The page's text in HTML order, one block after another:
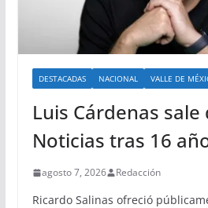
DESTACADAS NACIONAL VALLE DE
Luis Cárdenas sale
Noticias tras 16
agosto 7, 2026 Redacción
Ricardo Salinas ofreció